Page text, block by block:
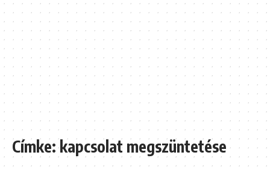
Címke:kapcsolat megszüntetése